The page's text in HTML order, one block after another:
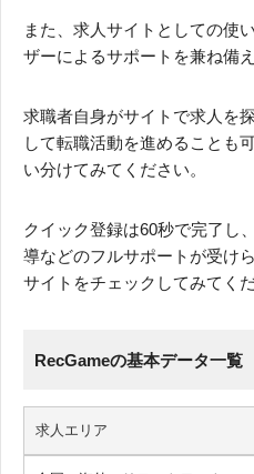
また、求人サイトとしての使
ザーによるサポートを兼ね備え
求職者自身がサイトで求人を
して転職活動を進めることも
い分けてみてください。
クイック登録は60秒で完了し
導などのフルサポートが受け
サイトをチェックしてみてくだ
RecGameの基本データ一覧
求人エリア